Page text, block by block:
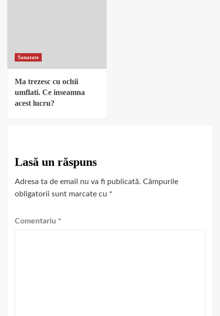
Sanatate
Ma trezesc cu ochii
umflati. Ce inseamna
acest lucru?
Lasă un răspuns
Adresa ta de email nu va fi publicată. Câmpurile
obligatorii sunt marcate cu *
Comentariu *